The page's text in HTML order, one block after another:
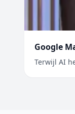
Google
Terwijl AI